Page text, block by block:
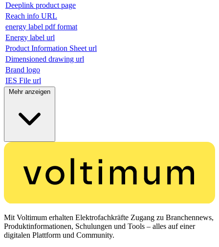
Deeplink product page
Reach info URL
energy label pdf format
Energy label url
Product Information Sheet url
Dimensioned drawing url
Brand logo
IES File url
Mehr anzeigen
Mit Voltimum erhalten Elektrofachkräfte Zugang zu Branchennews,
Produktinformationen, Schulungen und Tools – alles auf einer
digitalen Plattform und Community.